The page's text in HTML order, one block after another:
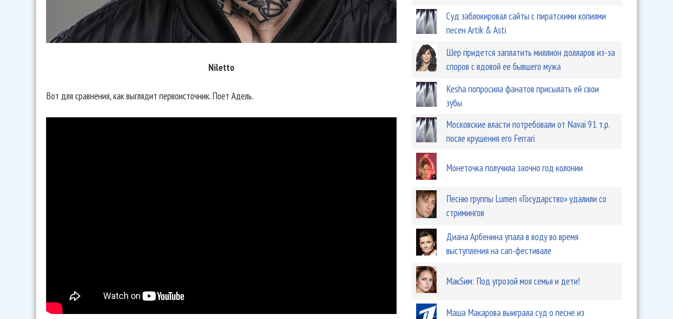
Niletto
Вот для сравнения, как выглядит первоисточник. Поет Адель.
Суд заблокировал сайты с пиратскими копиями
песен Artik & Asti
Шер придется заплатить миллион долларов из-за
споров с вдовой ее бывшего мужа
Kesha попросила фанатов присылать ей свои
зубы
Московские власти потребовали от Navai 91 т.р.
после крушения его Ferrari
Монеточка получила заочно год колонии
Песню группы Lumen «Государство» удалили со
стримингов
Диана Арбенина упала в воду во время
выступления на сап-фестивале
МакSим: Под угрозой моя семья и дети!
Маша Макарова выиграла суд о песне из